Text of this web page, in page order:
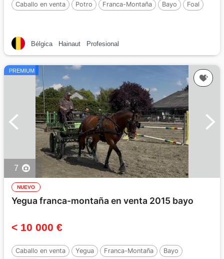
Caballo en venta Potro Franca-Montaña Bayo Foal
Bélgica Hainaut Profesional
PREMIUM
7
NUEVO
Yegua franca-montaña en venta 2015 bayo
< 10 000 €
Caballo en venta Yegua Franca-Montaña
Bayo